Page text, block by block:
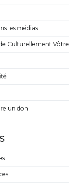
les médias
Culturellement Vôtre
un don